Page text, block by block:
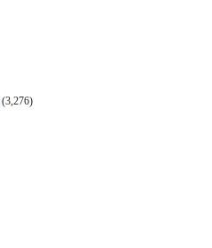
(3,276)